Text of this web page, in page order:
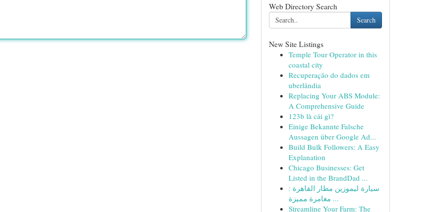
Web Directory Search
Search
New Site Listings
Temple Tour Operator in this
coastal city
Recuperação do dados em
uberlândia
Replacing Your ABS Module:
A Comprehensive Guide
123b là cái gì?
Einige Bekannte Falsche
Aussagen über Google Ad...
Build Bulk Followers: A Easy
Explanation
Chicago Businesses: Get
Listed in the BrandDad ...
سيارة ليموزين مطار القاهرة :
مغامرة مميزة ...
Streamline Your Farm: The